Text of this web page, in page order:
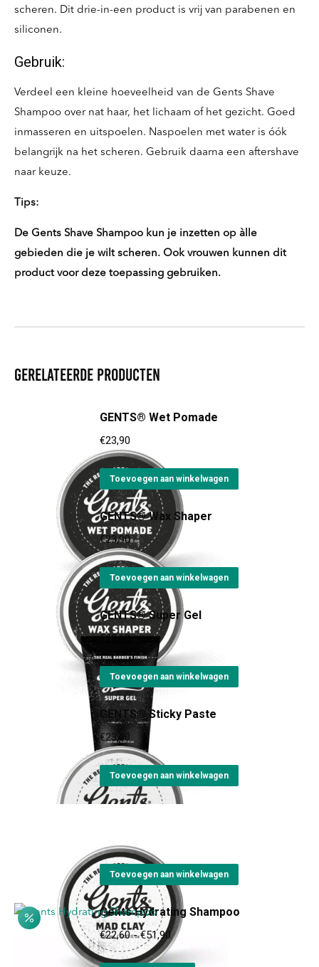
scheren. Dit drie-in-een product is vrij van parabenen en
siliconen.
Gebruik:
Verdeel een kleine hoeveelheid van de Gents Shave
Shampoo over nat haar, het lichaam of het gezicht. Goed
inmasseren en uitspoelen. Naspoelen met water is óók
belangrijk na het scheren. Gebruik daarna een aftershave
naar keuze.
Tips:
De Gents Shave Shampoo kun je inzetten op àlle
gebieden die je wilt scheren. Ook vrouwen kunnen dit
product voor deze toepassing gebruiken.
Gerelateerde producten
GENTS® Wet Pomade
€23,90
Toevoegen aan winkelwagen
GENTS® Wax Shaper
€23,90
Toevoegen aan winkelwagen
GENTS® Super Gel
€22,60
Toevoegen aan winkelwagen
GENTS® Sticky Paste
€23,00
Toevoegen aan winkelwagen
Toevoegen aan winkelwagen
Gents Hydrating Shampoo
€22,60 - €51,90Prijsklasse:
€22,60